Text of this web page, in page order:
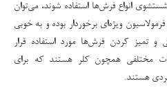
انواع فرش‌ها استفاده شوند، می‌توان
ویژه‌ای برخوردار بوده و به خوبی
و تمیز کردن فرش‌ها مورد استفاده قرار
مختلفی همچون کلر هستند که برای
هستند.